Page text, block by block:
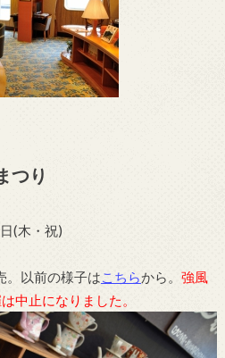
つり
(木・祝)
。以前の様子はこちらから。 強風
中止になりました。